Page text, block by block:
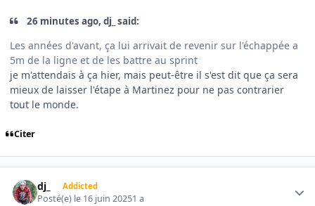
26 minutes ago, dj_ said:
Les années d'avant, ça lui arrivait de revenir sur l'échappée a
5m de la ligne et de les battre au sprint
je m'attendais à ça hier, mais peut-être il s'est dit que ça sera
mieux de laisser l'étape à Martinez pour ne pas contrarier
tout le monde.
Citer
dj_ Addicted
Posté(e) le 16 juin 20251 a